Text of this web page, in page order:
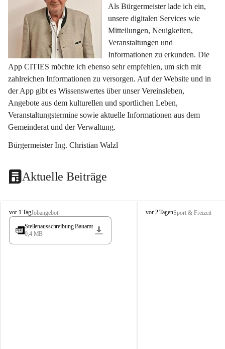
Als Bürgermeister lade ich ein,
unsere digitalen Services wie
Mitteilungen, Neuigkeiten,
Veranstaltungen und
Informationen zu erkunden. Die
App CITIES möchte ich ebenso sehr empfehlen, um sich mit
zahlreichen Informationen zu versorgen. Auf der Website und in
der App gibt es Wissenswertes über unser Vereinsleben,
Angebote aus dem kulturellen und sportlichen Leben,
Veranstaltungstermine sowie aktuelle Informationen aus dem
Gemeinderat und der Verwaltung.
Bürgermeister Ing. Christian Walzl
Aktuelle Beiträge
S
t
s
vor 1 TagJobangebot
Stellenausschreibung Bauamt
0,4 MB
S
vor 2 TagenSport & Freizeit